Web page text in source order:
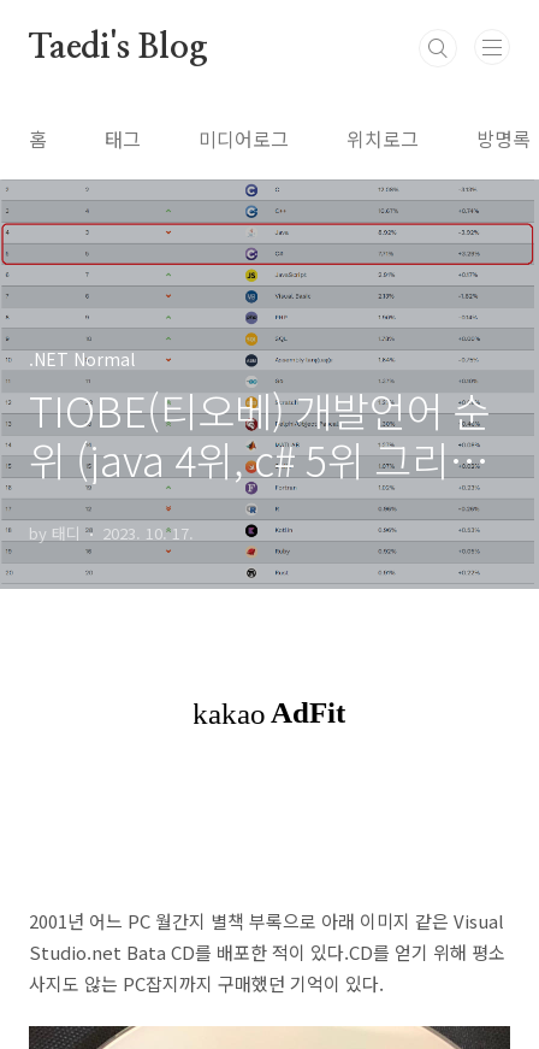
Taedi's Blog
홈 태그 미디어로그 위치로그 방명록
.NET Normal
TIOBE(티오베) 개발언어 순
위 (java 4위, c# 5위 그리
고...)
by 태디 2023. 10. 17.
2001년 어느 PC 월간지 별책 부록으로 아래 이미지 같은 Visual
Studio.net Bata CD를 배포한 적이 있다.CD를 얻기 위해 평소
사지도 않는 PC잡지까지 구매했던 기억이 있다.